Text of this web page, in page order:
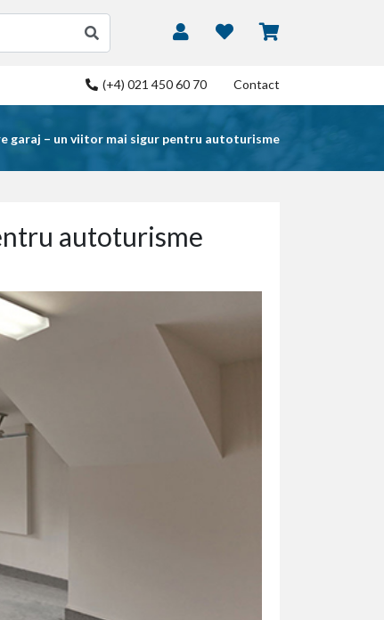
(+4) 021 450 60 70 Contact
garaj – un viitor mai sigur pentru autoturisme
autoturisme